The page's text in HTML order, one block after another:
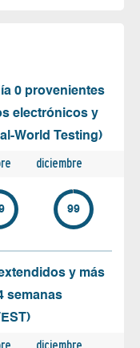
0 provenientes
electrónicos y
World Testing)
diciembre
99
y más
semanas